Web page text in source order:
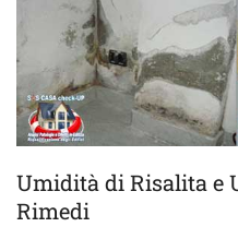
Umidità di Risalita e
Rimedi